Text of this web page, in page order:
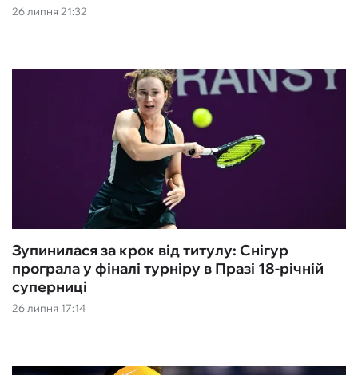
26 липня 21:32
26 липня 17:14
Зупинилася за крок від титулу: Снігур
програла у фіналі турніру в Празі 18-річній
суперниці